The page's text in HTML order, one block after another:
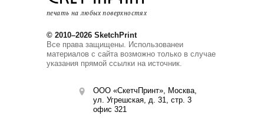
печать на любых поверхностях
© 2010–2026 SketchPrint
Все права защищены. Использованеи
материалов с сайта возможно только в случае
указания прямой ссылки на источник.
ООО «СкетчПринт», Москва,
ул. Угрешская, д. 31, стр. 3
офис 321